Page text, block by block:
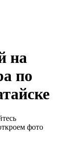
на
по
фото